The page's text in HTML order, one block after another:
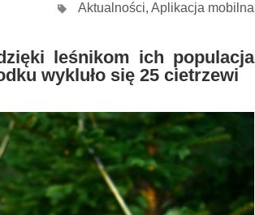
Aktualności, Aplikacja mobilna
leśnikom ich populacja
wykluło się 25 cietrzewi